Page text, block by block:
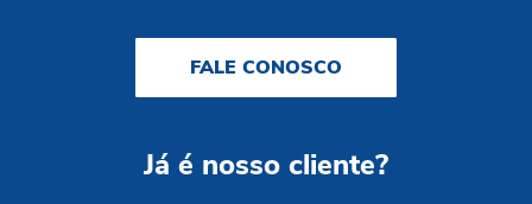
FALE CONOSCO
Já é nosso cliente?